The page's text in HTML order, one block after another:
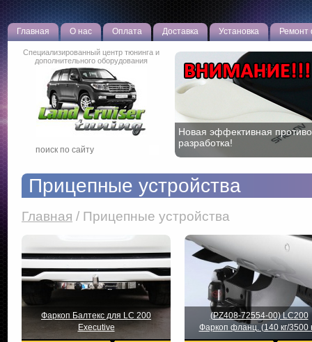
Главная О нас Оплата Доставка Установка Ремонт
Специализированный центр тюнинга и
дополнительного оборудования
Новая эффективная
разработка!
Прицепные устройства
Главная / Прицепные устройства
Фаркоп Балтекс для LC 200
Executive
(PZ408-72554-00) LC200
Фаркоп фланц. (140 кг/3500